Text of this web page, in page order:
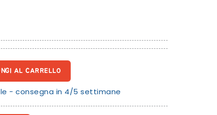
AL CARRELLO
- consegna in 4/5 settimane